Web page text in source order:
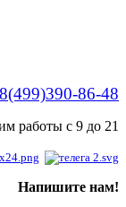
8(499)390-86-48
работы с 9 до 21
Напишите нам!